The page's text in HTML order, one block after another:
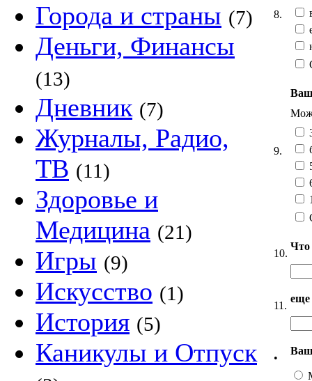
Города и страны (7)
Деньги, Финансы
(13)
Дневник (7)
Журналы, Радио,
ТВ (11)
Здоровье и
Медицина (21)
Игры (9)
Искусство (1)
История (5)
Каникулы и Отпуск
8.
9.
Ваш
10.
Что
11.
еще
•